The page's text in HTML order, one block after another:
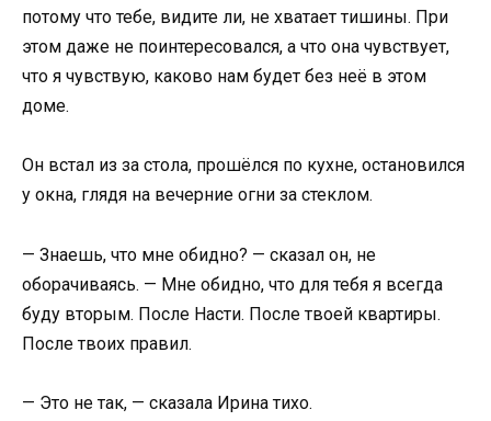
потому что тебе, видите ли, не хватает тишины. При
этом даже не поинтересовался, а что она чувствует,
что я чувствую, каково нам будет без неё в этом
доме.
Он встал из за стола, прошёлся по кухне, остановился
у окна, глядя на вечерние огни за стеклом.
— Знаешь, что мне обидно? — сказал он, не
оборачиваясь. — Мне обидно, что для тебя я всегда
буду вторым. После Насти. После твоей квартиры.
После твоих правил.
— Это не так, — сказала Ирина тихо.